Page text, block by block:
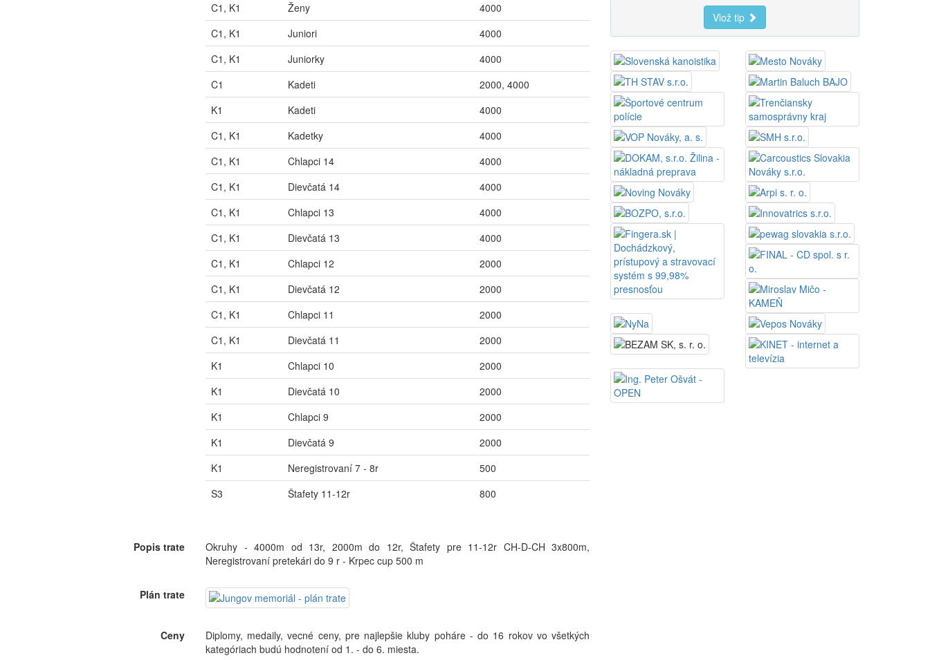
C1, K1
Ženy
4000
C1, K1
Juniori
4000
C1, K1
Juniorky
4000
C1
Kadeti
2000, 4000
K1
Kadeti
4000
C1, K1
Kadetky
4000
C1, K1
Chlapci 14
4000
C1, K1
Dievčatá 14
4000
C1, K1
Chlapci 13
4000
C1, K1
Dievčatá 13
4000
C1, K1
Chlapci 12
2000
C1, K1
Dievčatá 12
2000
C1, K1
Chlapci 11
2000
C1, K1
Dievčatá 11
2000
K1
Chlapci 10
2000
K1
Dievčatá 10
2000
K1
Chlapci 9
2000
K1
Dievčatá 9
2000
K1
Neregistrovaní 7 - 8r
500
S3
Štafety 11-12r 800
Popis trate
Okruhy - 4000m od 13r, 2000m do 12r, Štafety pre 11-12r CH-D-CH 3x800m,
Neregistrovaní pretekári do 9 r - Krpec cup 500 m
Plán trate
Ceny
Diplomy, medaily, vecné ceny, pre najlepšie kluby poháre - do 16 rokov vo všetkých
kategóriach budú hodnotení od 1. - do 6. miesta.
Vlož tip